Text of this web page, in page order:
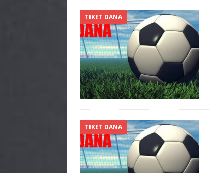
TIKET DANA
TIKET DANA